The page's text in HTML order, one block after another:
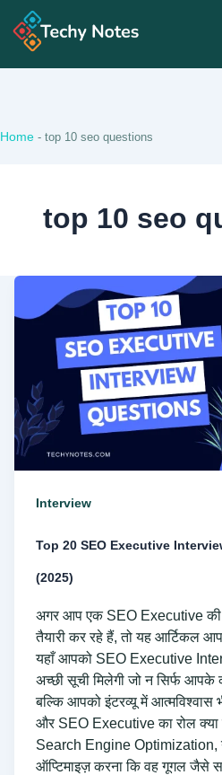
Home - top 10 seo questions
top 10 seo
Interview
Top 20 SEO Executive
(2025)
अगर आप एक SEO Executive की
तैयारी कर रहे हैं, तो यह आर्टिकल
यहाँ आपको SEO Executive
अच्छी सूची मिलेगी जो न सिर्फ आपके
बल्कि आपको इंटरव्यू में आत्मविश्वास
और SEO Executive का रोल
Search Engine Optimization,
ऑप्टिमाइज़ करना कि वह गूगल जैसे
20
Executive
Interview
Questions
&
Answers
(2025)